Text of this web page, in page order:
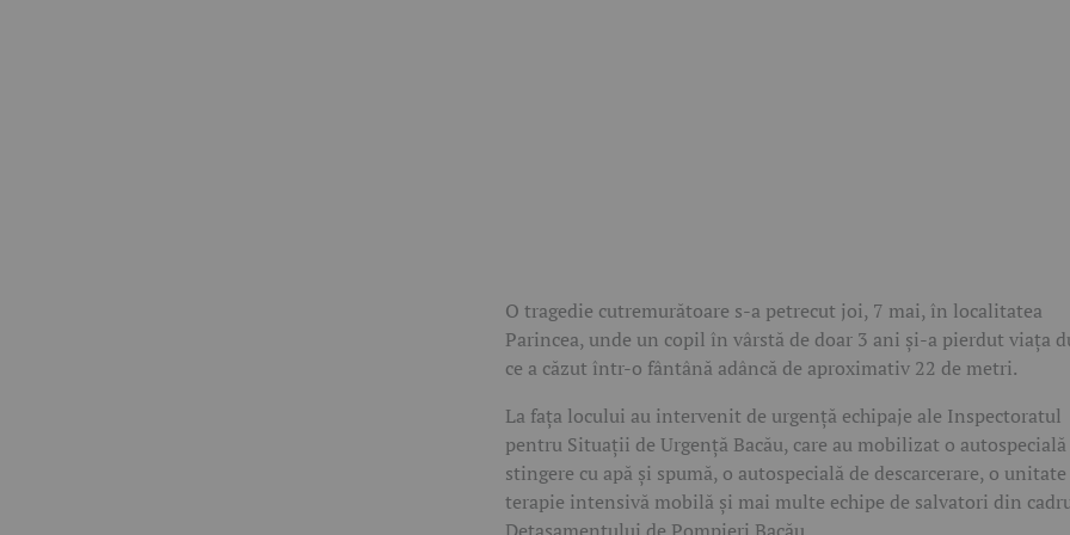
O tragedie cutremurătoare s-a petrecut joi, 7 mai, în localitatea
Parincea, unde un copil în vârstă de doar 3 ani și-a pierdut viața
ce a căzut într-o fântână adâncă de aproximativ 22 de metri.
La fața locului au intervenit de urgență echipaje ale Inspectoratul
pentru Situații de Urgență Bacău, care au mobilizat o autospecială
stingere cu apă și spumă, o autospecială de descarcerare, o unitate
terapie intensivă mobilă și mai multe echipe de salvatori din